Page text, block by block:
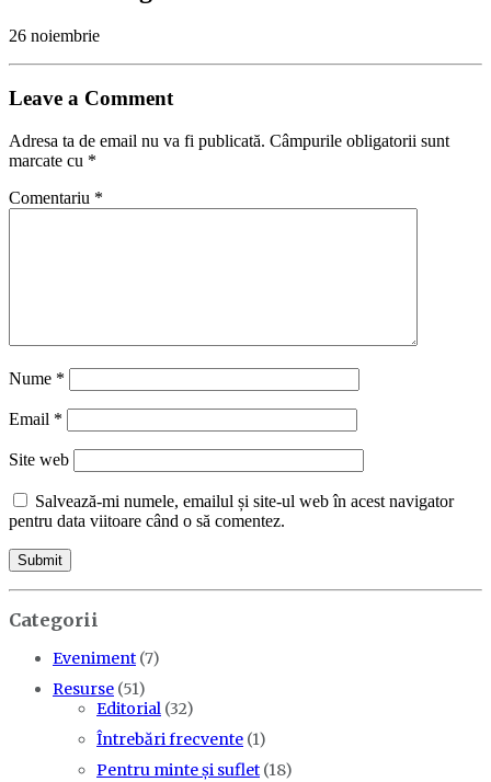
26 noiembrie
Leave a Comment
Adresa ta de email nu va fi publicată. Câmpurile obligatorii sunt
marcate cu *
Comentariu *
Nume *
Email *
Site web
Salvează-mi numele, emailul și site-ul web în acest navigator
pentru data viitoare când o să comentez.
Categorii
Eveniment (7)
Resurse (51)
Editorial (32)
Întrebări frecvente (1)
Pentru minte și suflet (18)